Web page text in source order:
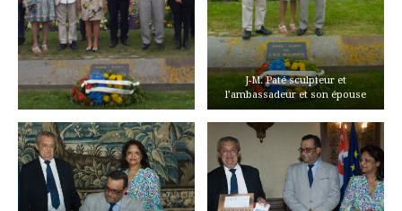
J-M. Paté sculpteur et
l’ambassadeur et son épouse